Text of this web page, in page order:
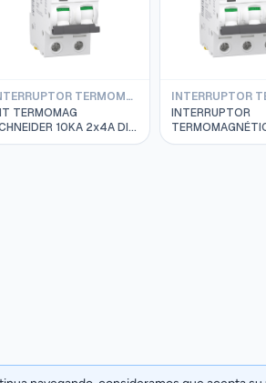
INTERRUPTOR TERMOMAG SCHNEIDER IC60N 10KA
TERMOMAG
10KA 2x4A DIN
A9F74204
INTERRUPTOR
SCHNEIDER RIEL